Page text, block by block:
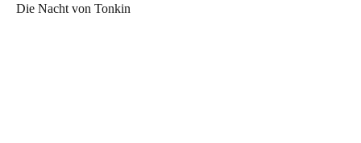
Die Nacht von Tonkin